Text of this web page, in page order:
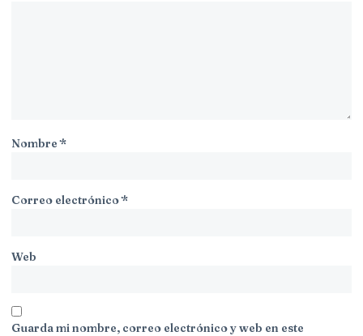
Nombre*
Correo electrónico*
Web
Guarda mi nombre, correo electrónico y web en este